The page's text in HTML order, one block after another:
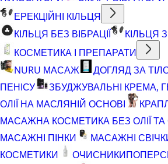
ЕРЕКЦІЙНІ КІЛЬЦЯ
КІЛЬЦЯ БЕЗ ВІБРАЦІЇ
КІЛЬЦЯ
КОСМЕТИКА І ПРЕПАРАТИ
NURU МАСАЖ
ДОГЛЯД ЗА
ПЕНІСУ
ЗБУДЖУВАЛЬНІ КРЕМА,
ОЛІЇ НА МАСЛЯНІЙ ОСНОВІ
МАСАЖНА КОСМЕТИКА БЕЗ ОЛІЇ ТА
МАСАЖНІ ПІНКИ
МАСАЖНІ
КОСМЕТИКИ
ОЧИСНИКИ